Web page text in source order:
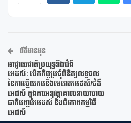
ព័ត៌មានមុន
អាជ្ញាធរជាតិប្រយុទ្ធនឹងជំងឺ
អេដស៍÷បើកកិច្ចប្រជុំពិនិត្យលទ្ធផល
នៃការឆ្លើយតបនឹងមេរោគអេដស៍/ជំងឺ
អេដស៍ ក្នុងការអនុវត្តគោលនយោបាយ
ជាតិបញ្ចប់អេដស៍ និងចីរភាពកម្មវិធី
អេដស៍